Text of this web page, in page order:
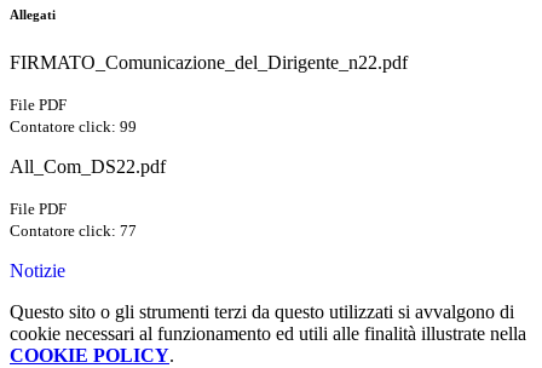
Allegati
FIRMATO_Comunicazione_del_Dirigente_n22.pdf
File PDF
Contatore click: 99
All_Com_DS22.pdf
File PDF
Contatore click: 77
Notizie
Questo sito o gli strumenti terzi da questo utilizzati si avvalgono di
cookie necessari al funzionamento ed utili alle finalità illustrate nella
COOKIE POLICY.